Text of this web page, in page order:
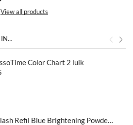
View all products
IN…
Color Chart 2 luik
Decoflash Refil Blue Brightening Powder 500 g